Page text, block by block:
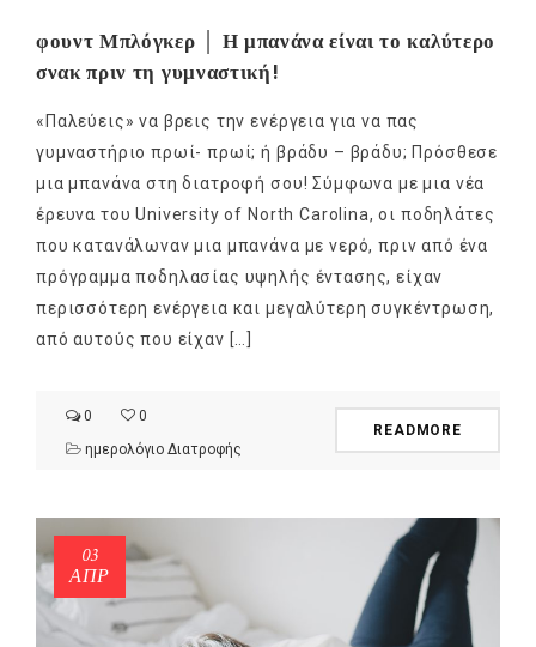
φουντ Μπλόγκερ │ Η μπανάνα είναι το καλύτερο
σνακ πριν τη γυμναστική!
«Παλεύεις» να βρεις την ενέργεια για να πας
γυμναστήριο πρωί- πρωί; ή βράδυ – βράδυ; Πρόσθεσε
μια μπανάνα στη διατροφή σου! Σύμφωνα με μια νέα
έρευνα του University of North Carolina, οι ποδηλάτες
που κατανάλωναν μια μπανάνα με νερό, πριν από ένα
πρόγραμμα ποδηλασίας υψηλής έντασης, είχαν
περισσότερη ενέργεια και μεγαλύτερη συγκέντρωση,
από αυτούς που είχαν […]
0
0
ημερολόγιο Διατροφής
READMORE
03
ΑΠΡ